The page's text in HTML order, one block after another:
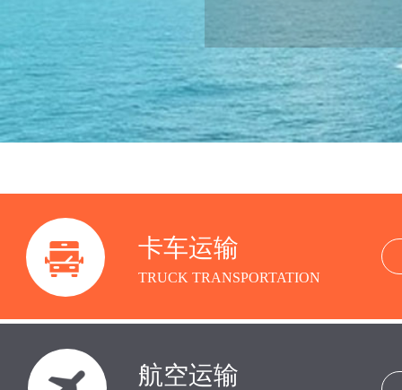
卡车运输
TRUCK TRANSPORTATION
航空运输